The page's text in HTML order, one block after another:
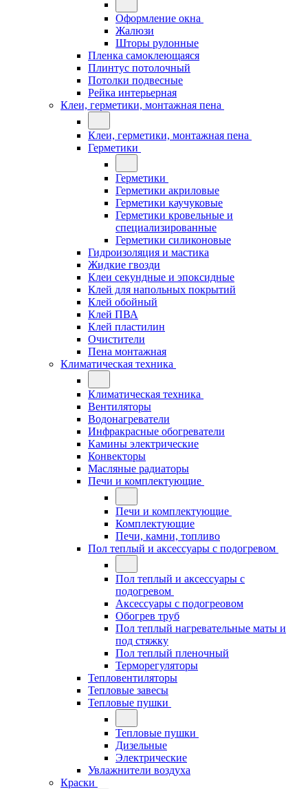
Оформление окна
Жалюзи
Шторы рулонные
Пленка самоклеющаяся
Плинтус потолочный
Потолки подвесные
Рейка интерьерная
Клеи, герметики, монтажная пена
Клеи, герметики, монтажная пена
Герметики
Герметики
Герметики акриловые
Герметики каучуковые
Герметики кровельные и
специализированные
Герметики силиконовые
Гидроизоляция и мастика
Жидкие гвозди
Клеи секундные и эпоксидные
Клей для напольных покрытий
Клей обойный
Клей ПВА
Клей пластилин
Очистители
Пена монтажная
Климатическая техника
Климатическая техника
Вентиляторы
Водонагреватели
Инфракрасные обогреватели
Камины электрические
Конвекторы
Масляные радиаторы
Печи и комплектующие
Печи и комплектующие
Комплектующие
Печи, камни, топливо
Пол теплый и аксессуары с подогревом
Пол теплый и аксессуары с
подогревом
Аксессуары с подогреовом
Обогрев труб
Пол теплый нагревательные маты и
под стяжку
Пол теплый пленочный
Терморегуляторы
Тепловентиляторы
Тепловые завесы
Тепловые пушки
Тепловые пушки
Дизельные
Электрические
Увлажнители воздуха
Краски